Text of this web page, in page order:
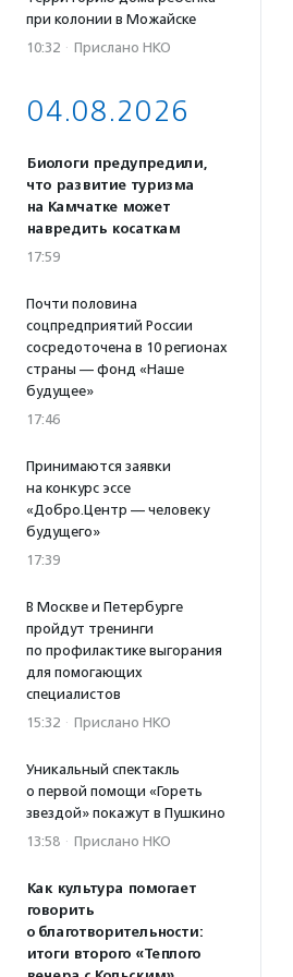
при колонии в Можайске
10:32 · Прислано НКО
04.08.2026
Биологи предупредили,
что развитие туризма
на Камчатке может
навредить косаткам
17:59
Почти половина
соцпредприятий России
сосредоточена в 10 регионах
страны — фонд «Наше
будущее»
17:46
Принимаются заявки
на конкурс эссе
«Добро.Центр — человеку
будущего»
17:39
В Москве и Петербурге
пройдут тренинги
по профилактике выгорания
для помогающих
специалистов
15:32 · Прислано НКО
Уникальный спектакль
о первой помощи «Гореть
звездой» покажут в Пушкино
13:58 · Прислано НКО
Как культура помогает
говорить
о благотворительности:
итоги второго «Теплого